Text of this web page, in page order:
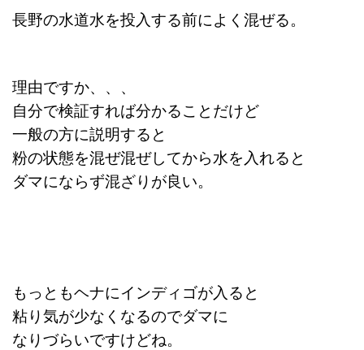
長野の水道水を投入する前によく混ぜる。
理由ですか、、、
自分で検証すれば分かることだけど
一般の方に説明すると
粉の状態を混ぜ混ぜしてから水を入れると
ダマにならず混ざりが良い。
もっともヘナにインディゴが入ると
粘り気が少なくなるのでダマに
なりづらいですけどね。